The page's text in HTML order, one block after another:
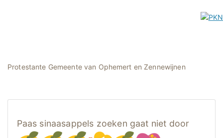
Protestante Gemeente van Ophemert en Zennewijnen
Paas sinaasappels zoeken gaat niet door